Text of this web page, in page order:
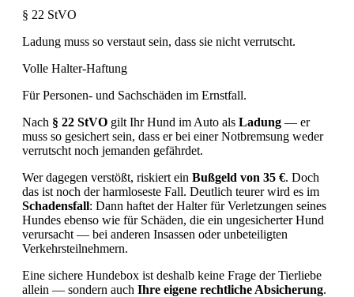
§ 22 StVO
Ladung muss so verstaut sein, dass sie nicht verrutscht.
Volle Halter-Haftung
Für Personen- und Sachschäden im Ernstfall.
Nach § 22 StVO gilt Ihr Hund im Auto als Ladung — er
muss so gesichert sein, dass er bei einer Notbremsung weder
verrutscht noch jemanden gefährdet.
Wer dagegen verstößt, riskiert ein Bußgeld von 35 €. Doch
das ist noch der harmloseste Fall. Deutlich teurer wird es im
Schadensfall: Dann haftet der Halter für Verletzungen seines
Hundes ebenso wie für Schäden, die ein ungesicherter Hund
verursacht — bei anderen Insassen oder unbeteiligten
Verkehrsteilnehmern.
Eine sichere Hundebox ist deshalb keine Frage der Tierliebe
allein — sondern auch Ihre eigene rechtliche Absicherung.